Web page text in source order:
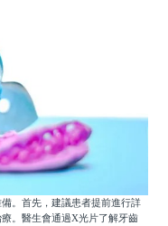
。首先，建議患者提前進行詳
。醫生會通過X光片了解牙齒